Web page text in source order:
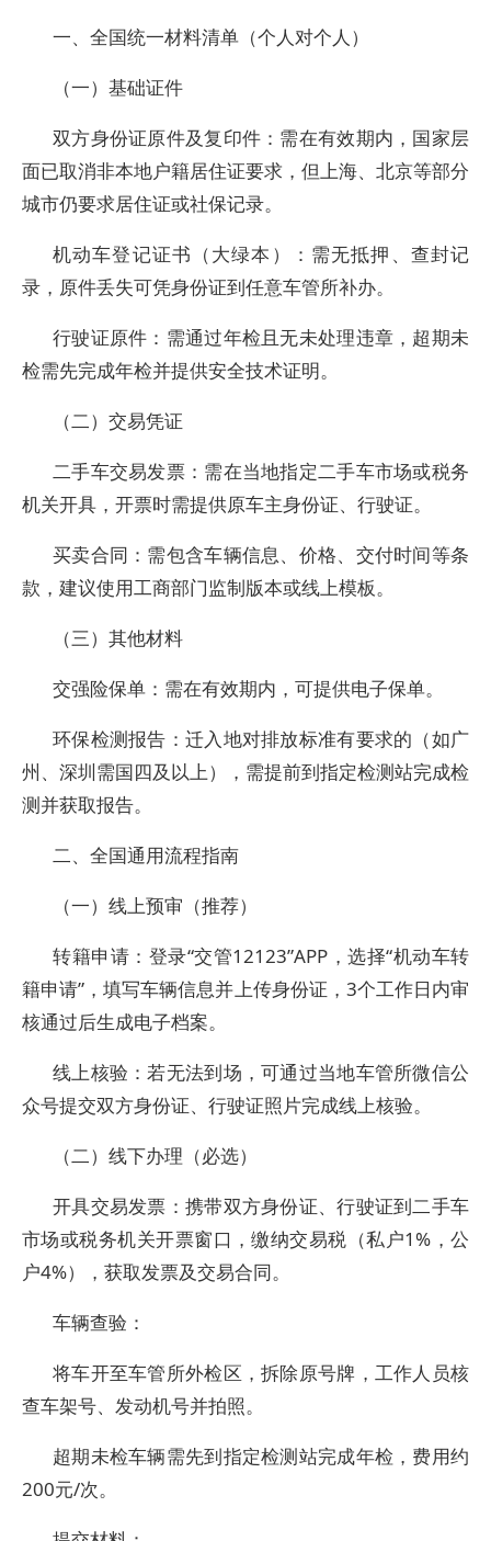
一、全国统一材料清单（个人对个人）
（一）基础证件
双方身份证原件及复印件：需在有效期内，国家层
面已取消非本地户籍居住证要求，但上海、北京等部分
城市仍要求居住证或社保记录。
机动车登记证书（大绿本）：需无抵押、查封记
录，原件丢失可凭身份证到任意车管所补办。
行驶证原件：需通过年检且无未处理违章，超期未
检需先完成年检并提供安全技术证明。
（二）交易凭证
二手车交易发票：需在当地指定二手车市场或税务
机关开具，开票时需提供原车主身份证、行驶证。
买卖合同：需包含车辆信息、价格、交付时间等条
款，建议使用工商部门监制版本或线上模板。
（三）其他材料
交强险保单：需在有效期内，可提供电子保单。
环保检测报告：迁入地对排放标准有要求的（如广
州、深圳需国四及以上），需提前到指定检测站完成检
测并获取报告。
二、全国通用流程指南
（一）线上预审（推荐）
转籍申请：登录“交管12123”APP，选择“机动车转
籍申请”，填写车辆信息并上传身份证，3个工作日内审
核通过后生成电子档案。
线上核验：若无法到场，可通过当地车管所微信公
众号提交双方身份证、行驶证照片完成线上核验。
（二）线下办理（必选）
开具交易发票：携带双方身份证、行驶证到二手车
市场或税务机关开票窗口，缴纳交易税（私户1%，公
户4%），获取发票及交易合同。
车辆查验：
将车开至车管所外检区，拆除原号牌，工作人员核
查车架号、发动机号并拍照。
超期未检车辆需先到指定检测站完成年检，费用约
200元/次。